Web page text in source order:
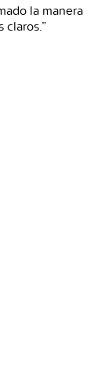
la manera
claros.”